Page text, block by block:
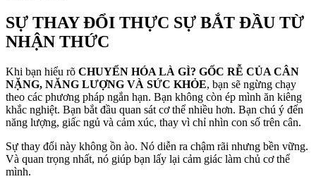
SỰ THAY ĐỔI THỰC SỰ BẮT ĐẦU TỪ
NHẬN THỨC
Khi bạn hiểu rõ CHUYỂN HÓA LÀ GÌ? GỐC RỄ CỦA CÂN
NẶNG, NĂNG LƯỢNG VÀ SỨC KHỎE, bạn sẽ ngừng chạy
theo các phương pháp ngắn hạn. Bạn không còn ép mình ăn kiêng
khắc nghiệt. Bạn bắt đầu quan sát cơ thể nhiều hơn. Bạn chú ý đến
năng lượng, giấc ngủ và cảm xúc, thay vì chỉ nhìn con số trên cân.
Sự thay đổi này không ồn ào. Nó diễn ra chậm rãi nhưng bền vững.
Và quan trọng nhất, nó giúp bạn lấy lại cảm giác làm chủ cơ thể
mình.